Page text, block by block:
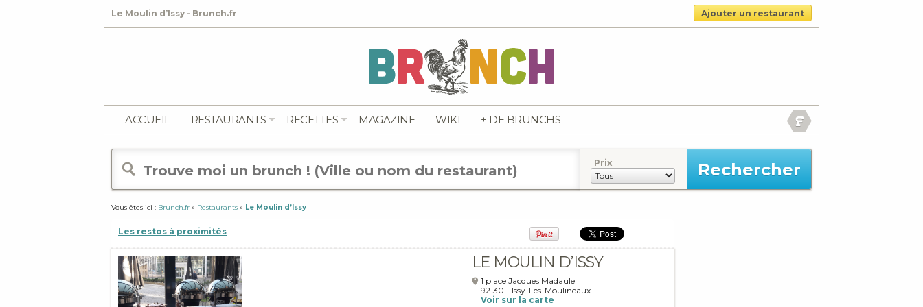
Le Moulin d’Issy - Brunch.fr Ajouter un restaurant
ACCUEIL RESTAURANTS RECETTES MAGAZINE WIKI + DE BRUNCHS
Prix
Vous êtes ici : Brunch.fr » Restaurants » Le Moulin d’Issy
Les restos à proximités
LE MOULIN D’ISSY
1 place Jacques Madaule
92130 - Issy-Les-Moulineaux
Voir sur la carte